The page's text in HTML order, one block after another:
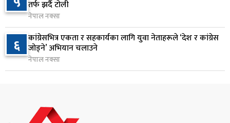
१०
२५० रुपैयाँको सामान किन्दा कञ्चनपुरका उपभोक्ताले
जिते १० लाख
८ घण्टा अघि
तर्फ झर्दै टोली
नेपाल नक्सा
६ कांग्रेसभित्र एकता र सहकार्यका लागि युवा नेताहरूले ‘देश र कांग्रेस
जोड्ने’ अभियान चलाउने
नेपाल नक्सा